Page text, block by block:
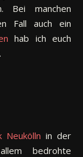
Bei manchen
Fall auch ein
hab ich euch
Neukölln in der
bedrohte